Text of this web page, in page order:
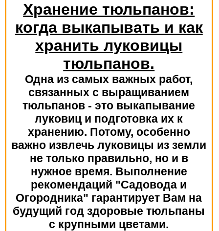
Хранение тюльпанов:
когда выкапывать и как
хранить луковицы
тюльпанов.
Одна из самых важных работ,
связанных с выращиванием
тюльпанов - это выкапывание
луковиц и подготовка их к
хранению. Потому, особенно
важно извлечь луковицы из земли
не только правильно, но и в
нужное время. Выполнение
рекомендаций "Садовода и
Огородника" гарантирует Вам на
будущий год здоровые тюльпаны
с крупными цветами.